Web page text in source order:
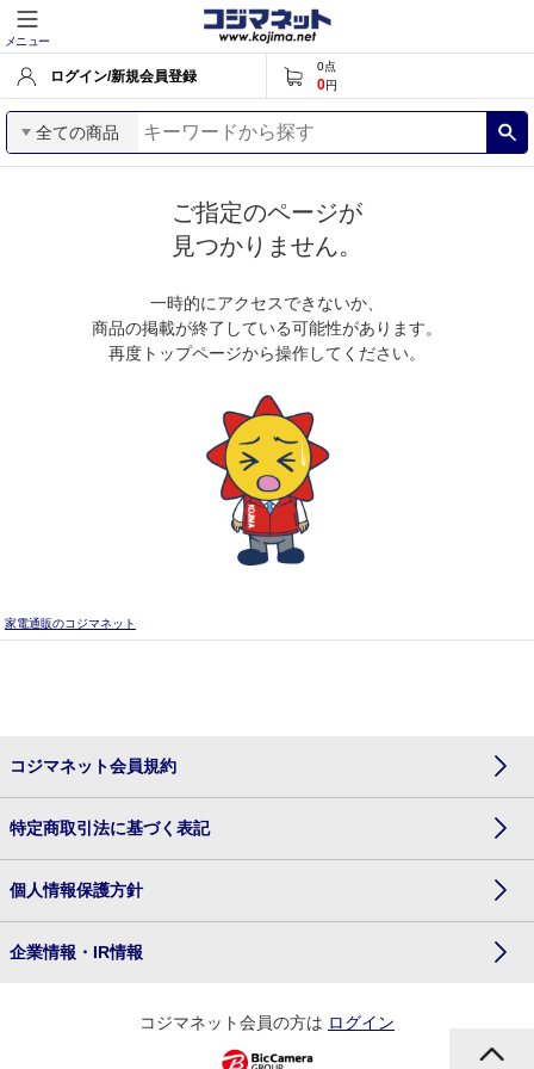
メニュー
ログイン/新規会員登録
0点
0円
全ての商品
ご指定のページが
見つかりません。
一時的にアクセスできないか、
商品の掲載が終了している可能性があります。
再度トップページから操作してください。
家電通販のコジマネット
コジマネット会員規約
特定商取引法に基づく表記
個人情報保護方針
企業情報・IR情報
コジマネット会員の方は ログイン